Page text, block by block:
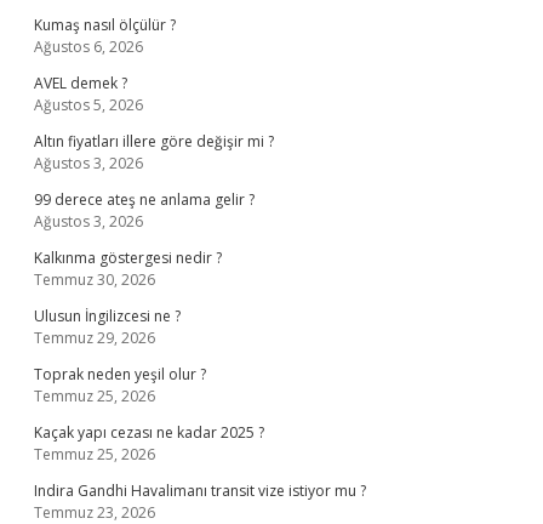
Kumaş nasıl ölçülür ?
Ağustos 6, 2026
AVEL demek ?
Ağustos 5, 2026
Altın fiyatları illere göre değişir mi ?
Ağustos 3, 2026
99 derece ateş ne anlama gelir ?
Ağustos 3, 2026
Kalkınma göstergesi nedir ?
Temmuz 30, 2026
Ulusun İngilizcesi ne ?
Temmuz 29, 2026
Toprak neden yeşil olur ?
Temmuz 25, 2026
Kaçak yapı cezası ne kadar 2025 ?
Temmuz 25, 2026
Indira Gandhi Havalimanı transit vize istiyor mu ?
Temmuz 23, 2026